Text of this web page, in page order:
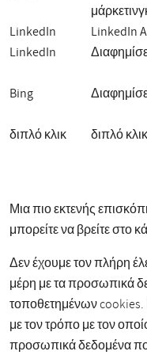
LinkedIn
LinkedIn
LinkedIn
Bing
διπλό κλικ
διπλό κλικ
Μια πιο εκτενής
μπορείτε να βρείτε στο
Δεν έχουμε τον πλήρη
μέρη με τα προσωπικά
τοποθετημένων cookies.
με τον τρόπο με τον
προσωπικά δεδομένα